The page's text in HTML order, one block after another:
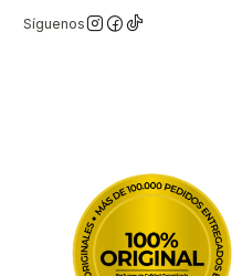
Síguenos